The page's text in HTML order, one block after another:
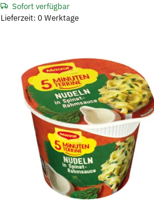
Sofort verfügbar
Lieferzeit: 0 Werktage